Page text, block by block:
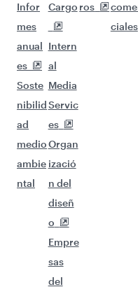
Infor
mes
anual
es
Soste
nibilid
ad
medio
ambie
ntal
Cargo
Intern
al
Media
Servic
es
Organ
izació
n del
diseñ
o
Empre
sas
del
ros
ciales